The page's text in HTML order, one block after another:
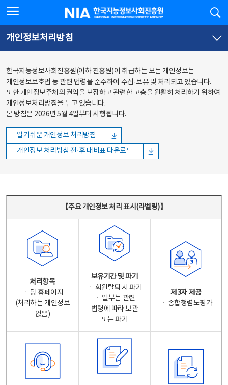
바로가기
바로가기
한국지능정보사회진흥원
개인정보처리방침
한국지능정보사회진흥원(이하 진흥원)이 취급하는 모든 개인정보는
개인정보보호법 등 관련 법령을 준수하여 수집·보유 및 처리되고 있습니다.
또한 개인정보주체의 권익을 보장하고 관련한 고충을 원활히 처리하기 위하여
개인정보처리방침을 두고 있습니다.
본 방침은 2026년 5월 4일부터 시행됩니다.
알기쉬운 개인정보 처리방침
개인정보 처리방침 전·후 대비표 다운로드
【주요 개인정보 처리 표시(라벨링)】
처리항목
ㆍ 당 홈페이지
(처리하는 개인정보
없음)
보유기간 및 파기
ㆍ 회원탈퇴 시 파기
ㆍ 일부는 관련
법령에 따라 보관
또는 파기
제3자 제공
ㆍ 종합청렴도평가